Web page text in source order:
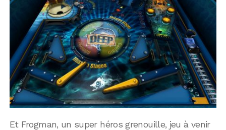
Et Frogman, un super héros grenouille, jeu à venir